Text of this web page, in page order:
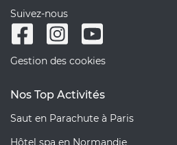
Suivez-nous
Gestion des cookies
Nos Top Activités
Saut en Parachute à Paris
Hôtel spa en Normandie